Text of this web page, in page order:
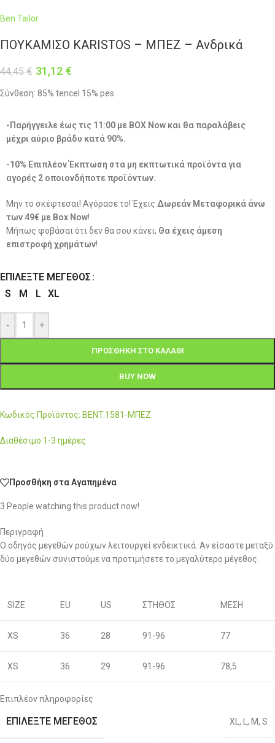
Ben Tailor
ΠΟΥΚΑΜΙΣΟ KARISTOS – ΜΠΕΖ – Ανδρικά
44,45€ 31,12 €
Σύνθεση: 85% tencel 15% pes
-Παρήγγειλε έως τις 11:00 με BOX Now και θα παραλάβεις
μέχρι αύριο βράδυ κατά 90%.
-10% Επιπλέον Έκπτωση στα μη εκπτωτικά προϊόντα για
αγορές 2 οποιονδήποτε προϊόντων.
Μην το σκέφτεσαι! Αγόρασε το! Έχεις Δωρεάν Μεταφορικά άνω
των 49€ με Box Now!
Μήπως φοβάσαι ότι δεν θα σου κάνει; Θα έχεις άμεση
επιστροφή χρημάτων!
ΕΠΙΛΈΞΤΕ ΜΈΓΕΘΟΣ
S
M L XL
- +
ΠΡΟΣΘΉΚΗ ΣΤΟ ΚΑΛΆΘΙ
BUY NOW
Κωδικός Προϊόντος: BENT.1581-ΜΠΕΖ
Διαθέσιμο 1-3 ημέρες
Προσθήκη στα Αγαπημένα
3 People watching this product now!
Περιγραφή
Ο οδηγός μεγεθών ρούχων λειτουργεί ενδεικτικά. Αν είσαστε μεταξύ
δύο μεγεθών συνιστούμε να προτιμήσετε το μεγαλύτερο μέγεθος.
SIZE EU US ΣΤΗΘΟΣ ΜΕΣΗ
XS 36 28 91-96 77
XS 36 29 91-96 78,5
S 38
S 40 81,5
Επιπλέον πληροφορίες
ΕΠΙΛΈΞΤΕ ΜΈΓΕΘΟΣ XL , L , M, S